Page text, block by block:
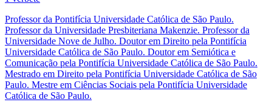
Professor da Pontifícia Universidade Católica de São Paulo.
Professor da Universidade Presbiteriana Makenzie. Professor da
Universidade Nove de Julho. Doutor em Direito pela Pontifícia
Universidade Católica de São Paulo. Doutor em Semiótica e
Comunicação pela Pontifícia Universidade Católica de São Paulo.
Mestrado em Direito pela Pontifícia Universidade Católica de São
Paulo. Mestre em Ciências Sociais pela Pontifícia Universidade
Católica de São Paulo.